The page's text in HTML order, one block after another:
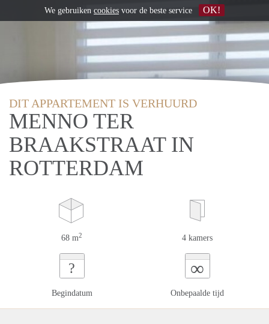
DIT APPARTEMENT IS VERHUURD
MENNO TER
BRAAKSTRAAT IN
ROTTERDAM
68 m2 4 kamers
?
Begindatum
∞
Onbepaalde tijd
We gebruiken cookies voor de beste service OK!